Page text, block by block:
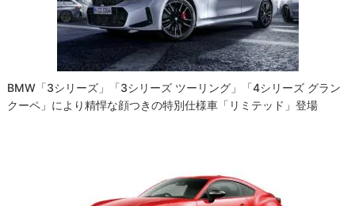
BMW「3シリーズ」「3シリーズ ツーリング」「4シリーズ グラン
クーペ」により精悍な顔つきの特別仕様車「リミテッド」登場